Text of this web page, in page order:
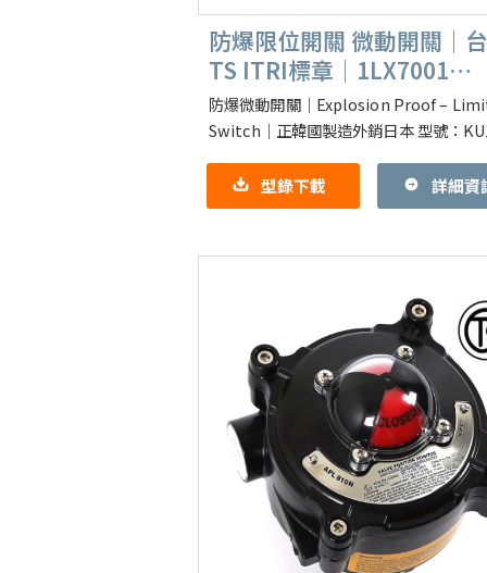
防爆限位開關 微動開關｜
TS ITRI標章｜1LX7001
1LX7003可參考
防爆微動開關｜Explosion Proof –
Switch｜正韓國製造外銷日本 型號：
型錄下載
詳細資